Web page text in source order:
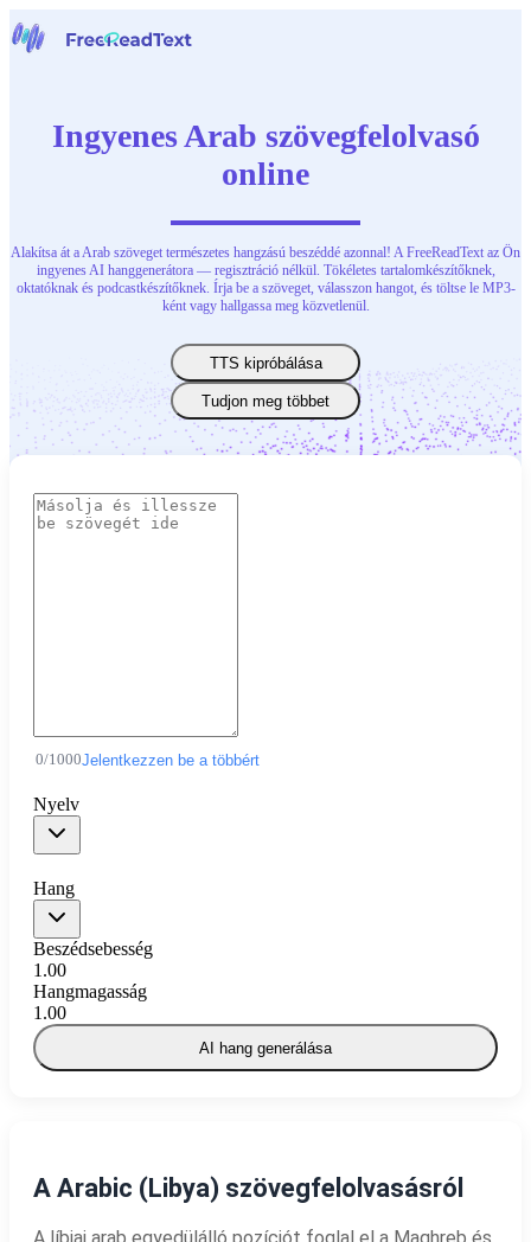
Eszközök
Magyar
Ingyenes Arab szövegfelolvasó
online
Alakítsa át a Arab szöveget természetes hangzású beszéddé azonnal! A FreeReadText az Ön
ingyenes AI hanggenerátora — regisztráció nélkül. Tökéletes tartalomkészítőknek,
oktatóknak és podcastkészítőknek. Írja be a szöveget, válasszon hangot, és töltse le MP3-
ként vagy hallgassa meg közvetlenül.
TTS kipróbálása
Tudjon meg többet
0/1000Jelentkezzen be a többért
Nyelv
Hang
Beszédsebesség
1.00
Hangmagasság
1.00
AI hang generálása
A Arabic (Libya) szövegfelolvasásról